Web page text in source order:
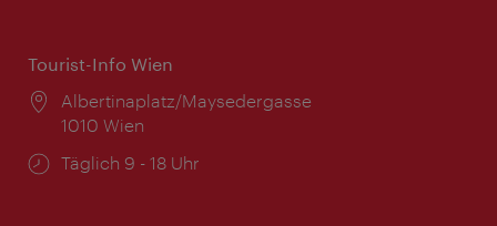
Tourist-Info Wien
Ort:
Albertinaplatz/Maysedergasse
1010 Wien
Öffnungszeiten:
Täglich 9 - 18 Uhr